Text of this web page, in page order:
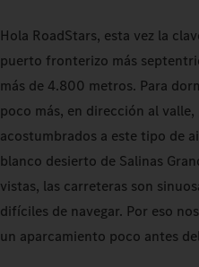
Hola RoadStars, esta vez la
puerto fronterizo más
más de 4.800 metros. Para
poco más, en dirección al
acostumbrados a este tipo de
blanco desierto de Salinas
vistas, las carreteras son
difíciles de navegar. Por eso
un aparcamiento poco antes